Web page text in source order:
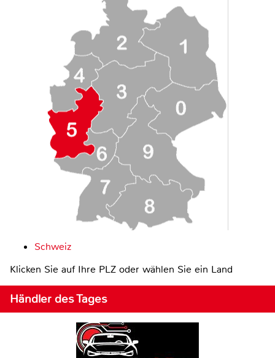
Schweiz
Klicken Sie auf Ihre PLZ oder wählen Sie ein Land
Händler des Tages